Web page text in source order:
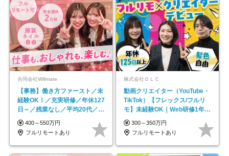
合同会社Willmate
【事務】働き方ファースト／未
経験OK！／充実研修／年休127
日～／残業なし／平均20代／リ
モートOK
400～550万円
フルリモートあり
株式会社ＯＬＣ
動画クリエイター（YouTube・
TikTok）【フレックス/フルリ
モ】未経験OK｜Web研修1年間
｜副業OK
300～350万円
フルリモートあり